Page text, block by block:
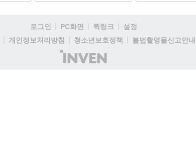
로그인 PC화면 퀵링크
설정
개인정보처리방침 청소년보호정책
불법촬영물신고안내
(주)
인